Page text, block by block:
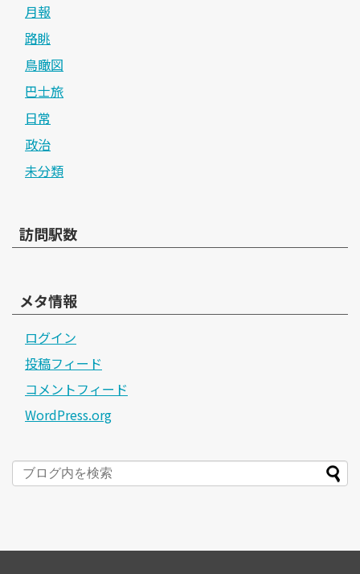
月報
路眺
鳥瞰図
巴士旅
日常
政治
未分類
訪問駅数
メタ情報
ログイン
投稿フィード
コメントフィード
WordPress.org